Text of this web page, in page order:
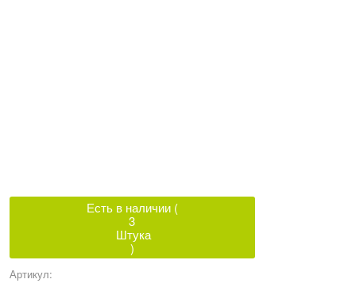
Есть в наличии (
3
Штука
)
Артикул: